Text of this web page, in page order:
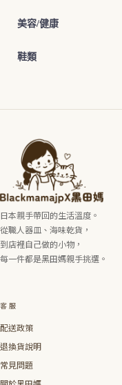
美容/健康
鞋類
日本親手帶回的生活溫度。
從職人器皿、海味乾貨，
到店裡自己做的小物，
每一件都是黑田媽親手挑選。
客服
配送政策
退換貨說明
常見問題